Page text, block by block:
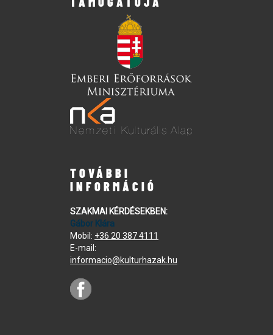
TOVÁBBI
INFORMÁCIÓ
SZAKMAI KÉRDÉSEKBEN:
Gábor Klára
Mobil: +36 20 387 4111
E-mail:
informacio@kulturhazak.hu